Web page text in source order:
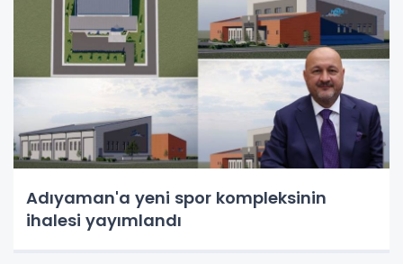
Adıyaman'a yeni spor kompleksinin
ihalesi yayımlandı